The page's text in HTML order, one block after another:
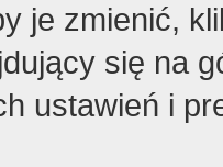
je zmienić,
się na
ustawień i